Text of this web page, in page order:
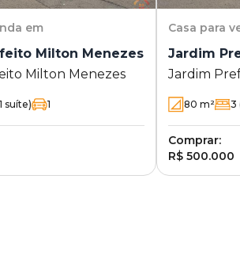
em
Milton Menezes
Milton Menezes
suíte) 1
Casa para
Jardim
Jardim
80 m² 3
Comprar:
R$ 500.000